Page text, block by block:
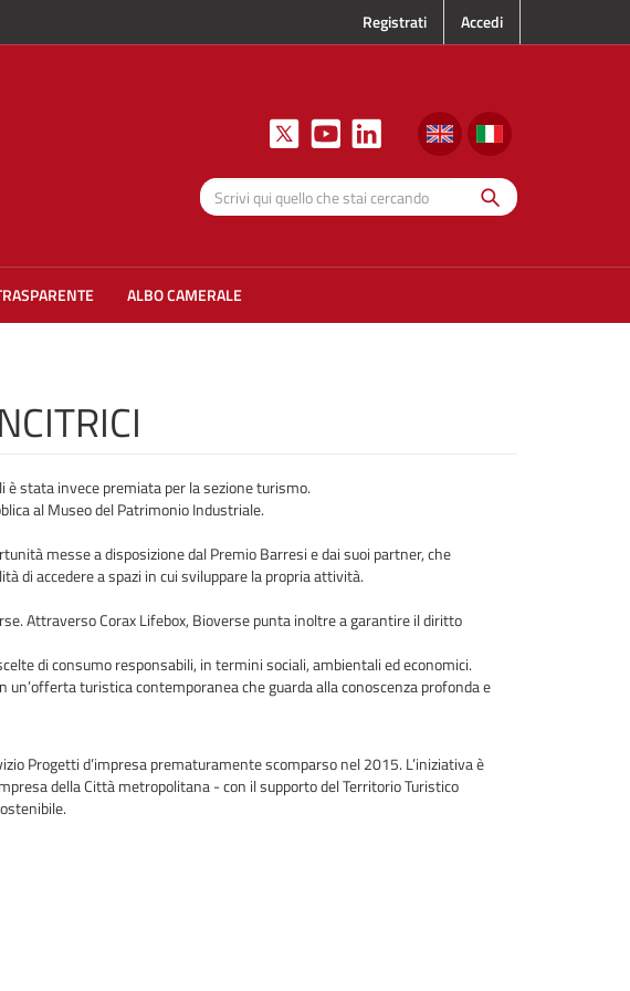
Registrati Accedi
stai
Cerca
ALBO CAMERALE
è stata invece premiata per la sezione turismo.
al Museo del Patrimonio Industriale.
messe a disposizione dal Premio Barresi e dai suoi partner, che
di accedere a spazi in cui sviluppare la propria attività.
Attraverso Corax Lifebox, Bioverse punta inoltre a garantire il diritto
di consumo responsabili, in termini sociali, ambientali ed economici.
turistica contemporanea che guarda alla conoscenza profonda e
Progetti d’impresa prematuramente scomparso nel 2015. L’iniziativa è
della Città metropolitana - con il supporto del Territorio Turistico